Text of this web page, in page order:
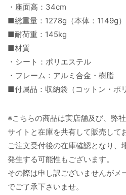
・座面高：34cm
■総重量：1278g（本体：1149g）
■耐荷重：145kg
■材質
・シート：ポリエステル
・フレーム：アルミ合金・樹脂
■付属品：収納袋（コットン・ポ
※こちらの商品は実店舗及び、弊
サイトと在庫を共有して販売して
ご注文受付後の在庫確認となり、
発生する可能性もございます。
その際は申し訳ございませんがメ
でご了承下さいませ。